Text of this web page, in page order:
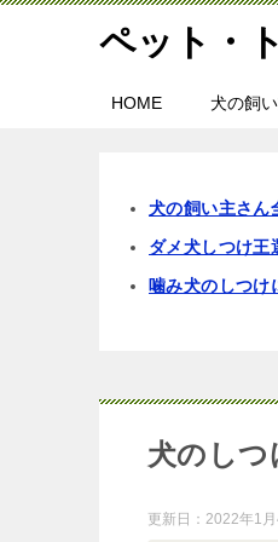
ペット・
HOME 犬の飼
犬の飼い主さん
ダメ犬しつけ王
噛み犬のしつ
犬のし
更新日： 2022年1月